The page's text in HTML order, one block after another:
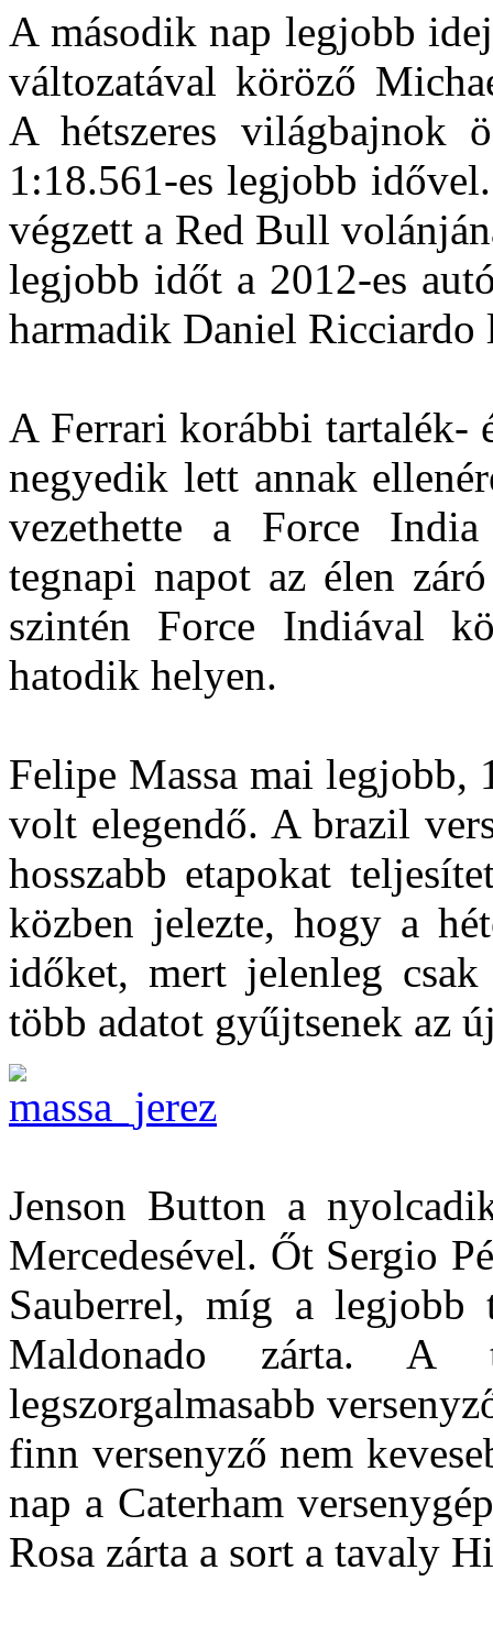
A második nap legjobb
változatával köröző
A hétszeres világbajnok
1:18.561-es legjobb
végzett a Red Bull
legjobb időt a 2012-es
harmadik Daniel Ricciardo
A Ferrari korábbi tartalék-
negyedik lett annak
vezethette a Force
tegnapi napot az élen
szintén Force Indiával
hatodik helyen.
Felipe Massa mai legjobb,
volt elegendő. A brazil
hosszabb etapokat
közben jelezte, hogy a
időket, mert jelenleg
több adatot gyűjtsenek az
Jenson Button a
Mercedesével. Őt Sergio
Sauberrel, míg a legjobb
Maldonado zárta. A
legszorgalmasabb
finn versenyző nem
nap a Caterham
Rosa zárta a sort a tavaly